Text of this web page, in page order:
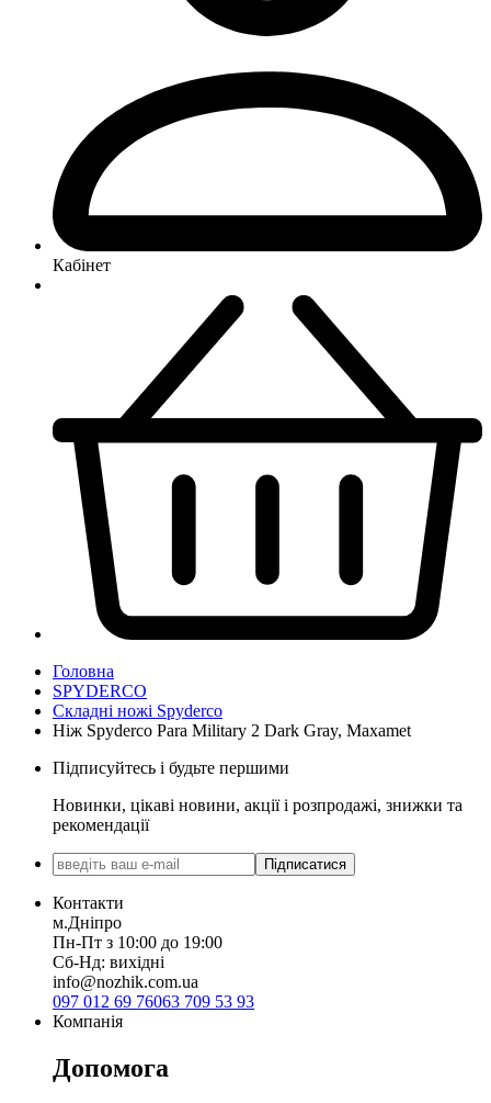
Кабінет
Головна
SPYDERCO
Складні ножі Spyderco
Ніж Spyderco Para Military 2 Dark Gray, Maxamet
Підписуйтесь і будьте першими
Новинки, цікаві новини, акції і розпродажі, знижки та
рекомендації
Підписатися
Контакти
м.Дніпро
Пн-Пт з 10:00 до 19:00
Сб-Нд: вихідні
info@nozhik.com.ua
097 012 69 76063 709 53 93
Компанія
Допомога